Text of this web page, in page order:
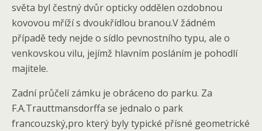
světa byl čestný dvůr opticky oddělen ozdobnou
kovovou mříží s dvoukřídlou branou.V žádném
případě tedy nejde o sídlo pevnostního typu, ale o
venkovskou vilu, jejímž hlavním posláním je pohodlí
majitele.
Zadní průčelí zámku je obráceno do parku. Za
F.A.Trauttmansdorffa se jednalo o park
francouzský,pro který byly typické přísné geometrické